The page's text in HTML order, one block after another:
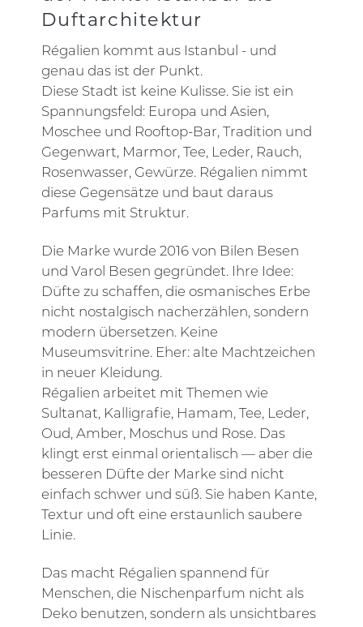
Duftarchitektur
Régalien kommt aus Istanbul - und
genau das ist der Punkt.
Diese Stadt ist keine Kulisse. Sie ist ein
Spannungsfeld: Europa und Asien,
Moschee und Rooftop-Bar, Tradition und
Gegenwart, Marmor, Tee, Leder, Rauch,
Rosenwasser, Gewürze. Régalien nimmt
diese Gegensätze und baut daraus
Parfums mit Struktur.
Die Marke wurde 2016 von Bilen Besen
und Varol Besen gegründet. Ihre Idee:
Düfte zu schaffen, die osmanisches Erbe
nicht nostalgisch nacherzählen, sondern
modern übersetzen. Keine
Museumsvitrine. Eher: alte Machtzeichen
in neuer Kleidung.
Régalien arbeitet mit Themen wie
Sultanat, Kalligrafie, Hamam, Tee, Leder,
Oud, Amber, Moschus und Rose. Das
klingt erst einmal orientalisch — aber die
besseren Düfte der Marke sind nicht
einfach schwer und süß. Sie haben Kante,
Textur und oft eine erstaunlich saubere
Linie.
Das macht Régalien spannend für
Menschen, die Nischenparfum nicht als
Deko benutzen, sondern als unsichtbares